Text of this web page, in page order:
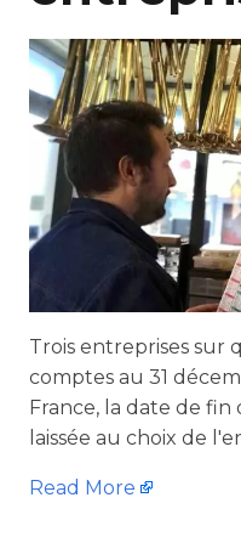
Trois entreprises
comptes au 31
France, la date de
laissée au choix de
Read More